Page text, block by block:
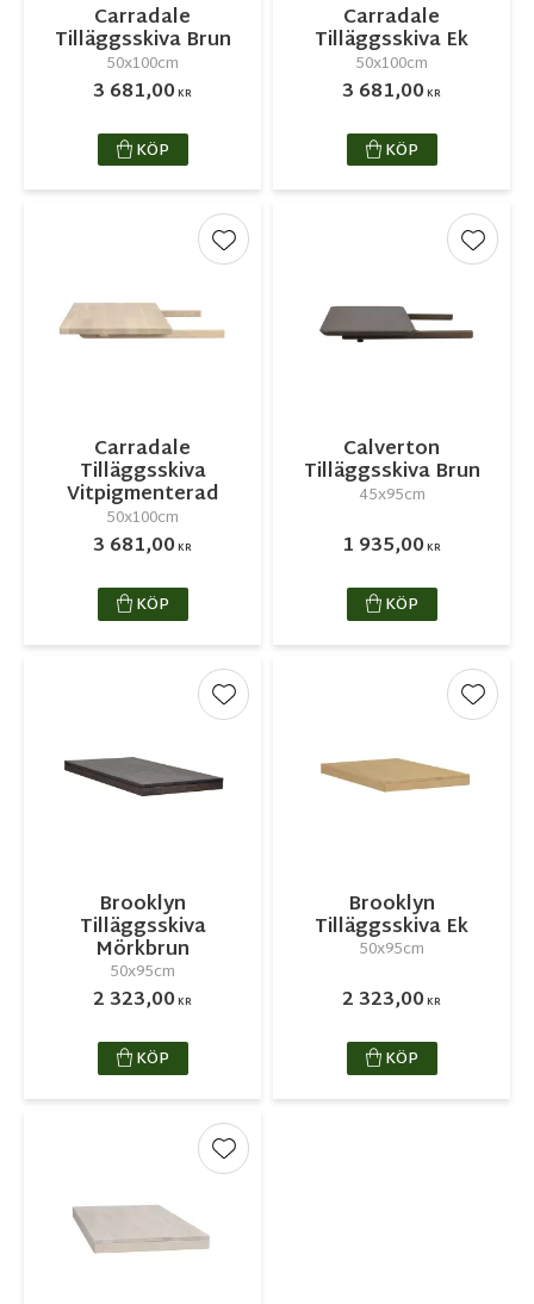
Carradale
Tilläggsskiva Brun
50x100cm
3 681,00KR
KÖP
Carradale
Tilläggsskiva Ek
50x100cm
3 681,00KR
KÖP
Carradale
Tilläggsskiva
Vitpigmenterad
50x100cm
3 681,00KR
Lägg till i favoriter
KÖP
Calverton
Tilläggsskiva Brun
45x95cm
1 935,00KR
Lägg
KÖP
Brooklyn
Tilläggsskiva
Mörkbrun
50x95cm
2 323,00KR
Lägg till i favoriter
KÖP
Brooklyn
Tilläggsskiva Ek
50x95cm
2 323,00KR
Lägg
KÖP
Lägg till i favoriter